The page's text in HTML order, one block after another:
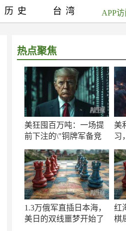
热点聚焦
美狂囤百万吨：一场提
前下注的\"铜牌军备竞
美
习
1.3万俄军直插日本海，
美日的双线噩梦开始了
红
棋
历史 台湾 APP访